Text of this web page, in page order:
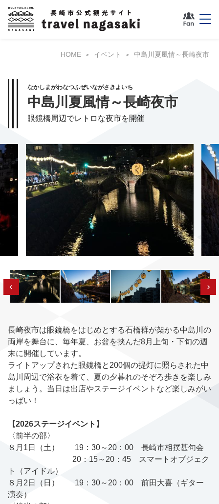
HOME イベント 中島川夏風情～長崎夜市
なかしまがわなつふぜいながさきよいち
中島川夏風情～長崎夜市
眼鏡橋周辺でレトロな夜市を開催
長崎夜市は眼鏡橋をはじめとする石橋群が架かる中島川の
両岸を舞台に、毎年夏、お盆を挟んだ8月上旬・下旬の週
末に開催しています。
ライトアップされた眼鏡橋と200個の提灯に照らされた中
島川周辺で浴衣を着て、夏の夕暮れのそぞろ歩きを楽しみ
ましょう。当日は出店やステージイベントなど楽しみがい
っぱい！
【2026ステージイベント】
〈前半の部〉
８月1日（土） 19：30～20：00 長崎市相撲甚句会
20：15～20：45 スマートオブジェク
ト（アイドル）
８月2日（日） 19：30～20：00 前田大喜（ギター
演奏）